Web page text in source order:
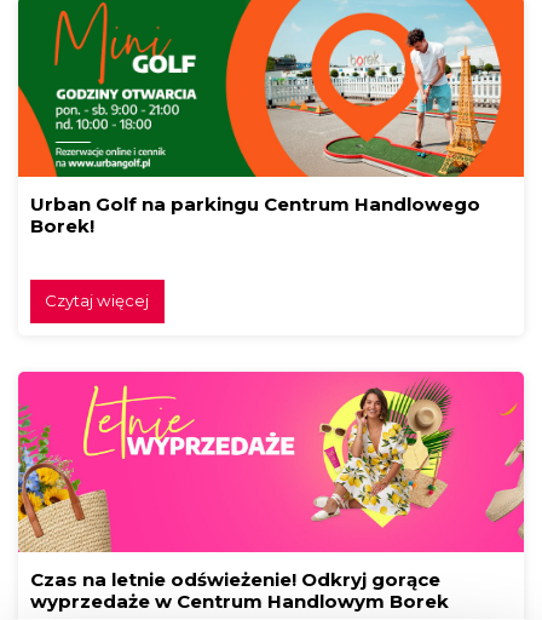
Urban Golf na parkingu Centrum Handlowego
Borek!
Czytaj więcej
Czas na letnie odświeżenie! Odkryj gorące
wyprzedaże w Centrum Handlowym Borek